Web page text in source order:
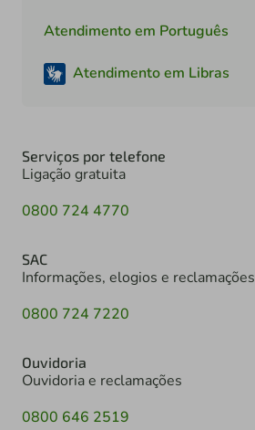
Atendimento em Português
Atendimento em Libras
Serviços por telefone
Ligação gratuita
0800 724 4770
SAC
Informações, elogios e reclamações
0800 724 7220
Ouvidoria
Ouvidoria e reclamações
0800 646 2519